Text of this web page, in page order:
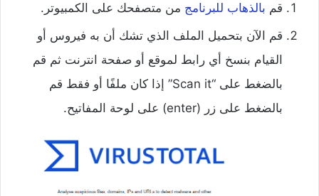
قم بالذهاب للبرنامج من متصفحك على الكمبيوتر.
قم الآن بتحميل الملف الذي تشك أن به فيروس أو
القيام بنسخ أي رابط لموقع أو صفحة انترنت ثم قم
بالضغط على “Scan it” إذا كان ملفًا أو فقط قم
بالضغط على زر (enter) على لوحة المفاتيح.